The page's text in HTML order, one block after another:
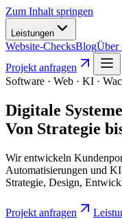
Zum Inhalt springen
Leistungen
Website-ChecksBlogÜber
Projekt anfragen
Software · Web · KI ·
Digitale
Von Strategie
Wir entwickeln
Automatisierungen und
Strategie, Design,
Projekt anfragen